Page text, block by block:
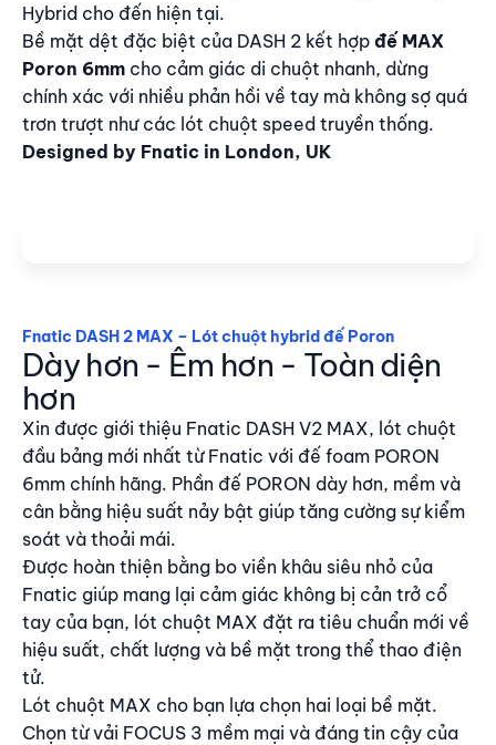
Hybrid cho đến hiện tại.
Bề mặt dệt đặc biệt của DASH 2 kết hợp đế MAX
Poron 6mm cho cảm giác di chuột nhanh, dừng
chính xác với nhiều phản hồi về tay mà không sợ quá
trơn trượt như các lót chuột speed truyền thống.
Designed by Fnatic in London, UK
Fnatic DASH 2 MAX – Lót chuột hybrid đế Poron
Dày hơn - Êm hơn - Toàn diện
hơn
Xin được giới thiệu Fnatic DASH V2 MAX, lót chuột
đầu bảng mới nhất từ Fnatic với đế foam PORON
6mm chính hãng. Phần đế PORON dày hơn, mềm và
cân bằng hiệu suất nảy bật giúp tăng cường sự kiểm
soát và thoải mái.
Được hoàn thiện bằng bo viền khâu siêu nhỏ của
Fnatic giúp mang lại cảm giác không bị cản trở cổ
tay của bạn, lót chuột MAX đặt ra tiêu chuẩn mới về
hiệu suất, chất lượng và bề mặt trong thể thao điện
tử.
Lót chuột MAX cho bạn lựa chọn hai loại bề mặt.
Chọn từ vải FOCUS 3 mềm mại và đáng tin cậy của